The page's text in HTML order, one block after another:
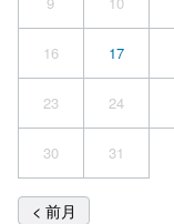
16 17
23 24
30 31
< 前月